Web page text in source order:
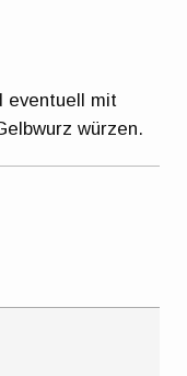
eventuell mit
würzen.